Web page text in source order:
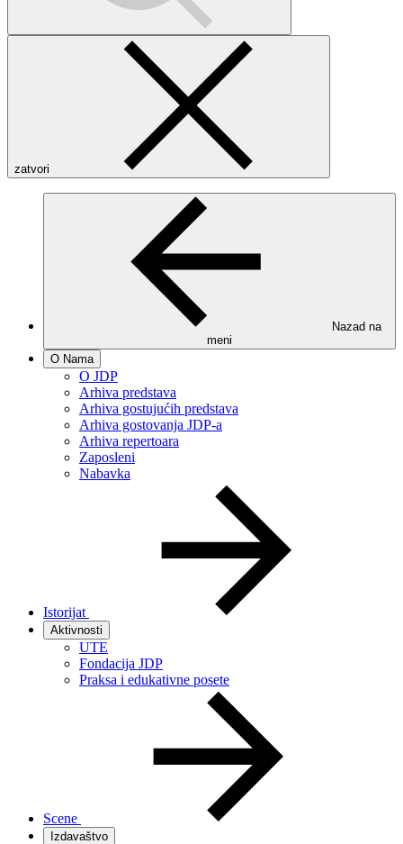
zatvori
Nazad na
meni
O Nama
O JDP
Arhiva predstava
Arhiva gostujućih predstava
Arhiva gostovanja JDP-a
Arhiva repertoara
Zaposleni
Nabavka
Istorijat
Aktivnosti
UTE
Fondacija JDP
Praksa i edukativne posete
Scene
Izdavaštvo